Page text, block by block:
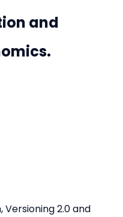
and
2.0 and